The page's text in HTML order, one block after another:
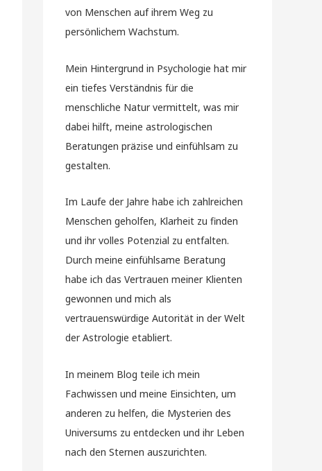
von Menschen auf ihrem Weg zu
persönlichem Wachstum.
Mein Hintergrund in Psychologie hat mir
ein tiefes Verständnis für die
menschliche Natur vermittelt, was mir
dabei hilft, meine astrologischen
Beratungen präzise und einfühlsam zu
gestalten.
Im Laufe der Jahre habe ich zahlreichen
Menschen geholfen, Klarheit zu finden
und ihr volles Potenzial zu entfalten.
Durch meine einfühlsame Beratung
habe ich das Vertrauen meiner Klienten
gewonnen und mich als
vertrauenswürdige Autorität in der Welt
der Astrologie etabliert.
In meinem Blog teile ich mein
Fachwissen und meine Einsichten, um
anderen zu helfen, die Mysterien des
Universums zu entdecken und ihr Leben
nach den Sternen auszurichten.